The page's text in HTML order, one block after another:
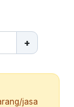
+
jasa